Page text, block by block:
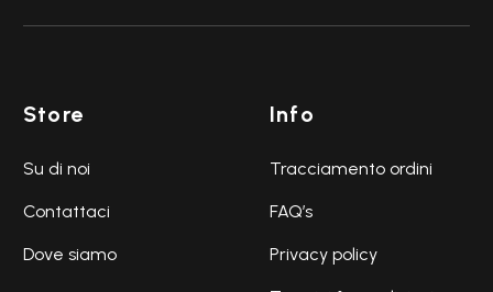
Store
Su di noi
Contattaci
Dove siamo
Info
Tracciamento ordini
FAQ’s
Privacy policy